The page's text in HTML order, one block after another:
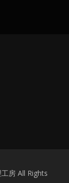
房 All Rights